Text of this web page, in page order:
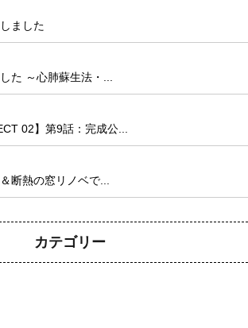
ました
た ～心肺蘇生法・...
02】第9話：完成公...
断熱の窓リノベで...
カテゴリー